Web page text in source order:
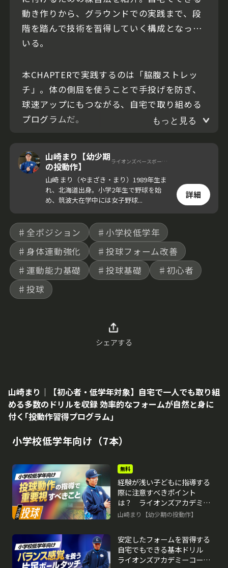
動き作りから、グラウンドでの実践まで、段
階を踏んで技術を習得していく構成となって
いる。
本CHAPTERで実践するのは「脇腹ストレッ
チ」。体の側屈を使うことで手投げを防ぎ、
球速アップにもつながる、自宅で取り組める
プログラムだ。
もっと見る
山崎まり【幼少期
の投動作】
ライオンズベースボールアカデミー コーチ
山崎 まり（やまざき・まり）1989年生ま
れ、北海道出身。小学2年生で野球を始
め、筑波大在学中には女子野球...
詳細
♯全ポジション
♯小学校低学年
♯身体連動強化
♯投球フォーム改善
♯運動能力基礎
♯投球基礎
♯初心者
♯投球
シェアする
山崎まり｜【初心者・低学年対象】自宅で一人でも取り組
める多数のドリルを収録 効率的なフォームが自然と身に
付く｢投動作習得プログラム｣
小学校低学年向け（7本）
無料
経験が浅い子どもに指導する
際に注意すべきポイント
は？ ライオンズアカデミー
コーチの「初心者」指導論
山崎まり【幼少期の投動作】
安定したフォームを習得する
自宅でもできる基本ドリル
ライオンズアカデミーコーチ